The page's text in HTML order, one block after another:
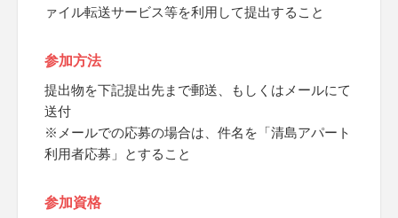
ァイル転送サービス等を利用して提出すること
参加方法
提出物を下記提出先まで郵送、もしくはメールにて
送付
※メールでの応募の場合は、件名を「清島アパート
利用者応募」とすること
参加資格